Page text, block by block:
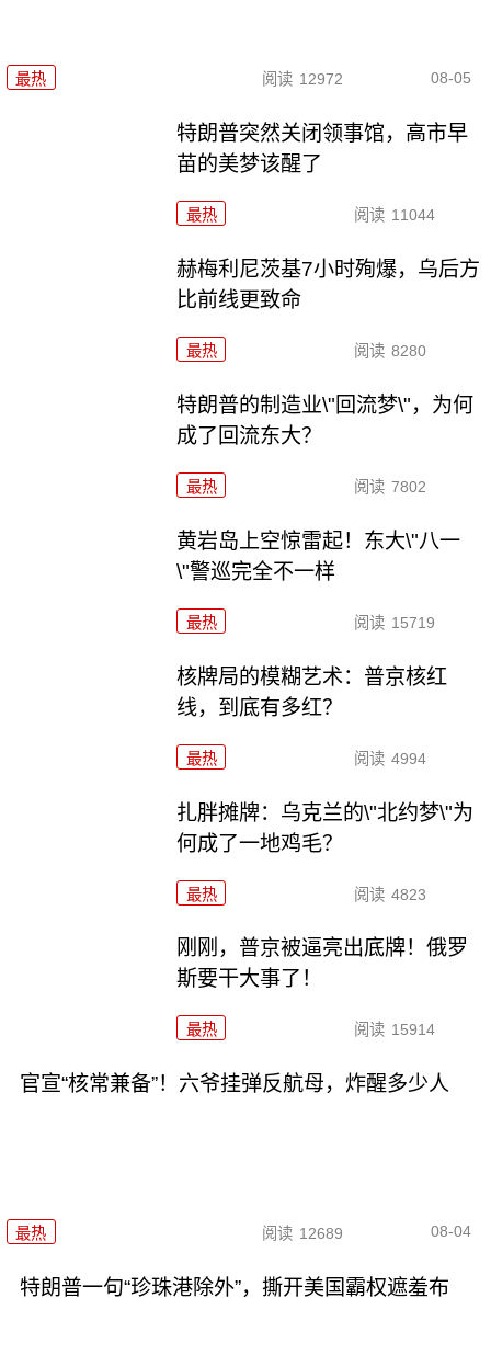
最热 阅读 12972 08-05
特朗普突然关闭领事馆，高市早
苗的美梦该醒了
最热 阅读 11044
赫梅利尼茨基7小时殉爆，乌后方
比前线更致命
最热 阅读 8280
特朗普的制造业\"回流梦\"，为何
成了回流东大？
最热 阅读 7802
黄岩岛上空惊雷起！东大\"八一
\"警巡完全不一样
最热 阅读 15719
核牌局的模糊艺术：普京核红
线，到底有多红？
最热 阅读 4994
扎胖摊牌：乌克兰的\"北约梦\"为
何成了一地鸡毛？
最热 阅读 4823
刚刚，普京被逼亮出底牌！俄罗
斯要干大事了！
最热 阅读 15914
官宣“核常兼备”！六爷挂弹反航母，炸醒多少人
最热 阅读 12689 08-04
特朗普一句“珍珠港除外”，撕开美国霸权遮羞布